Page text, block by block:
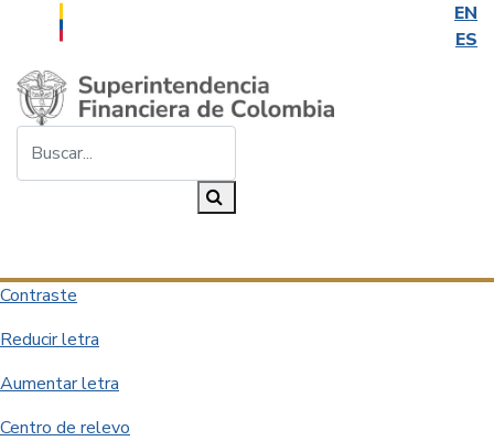
EN
ES
Saltar al contenido principal
Contraste
Reducir letra
Aumentar letra
Centro de relevo